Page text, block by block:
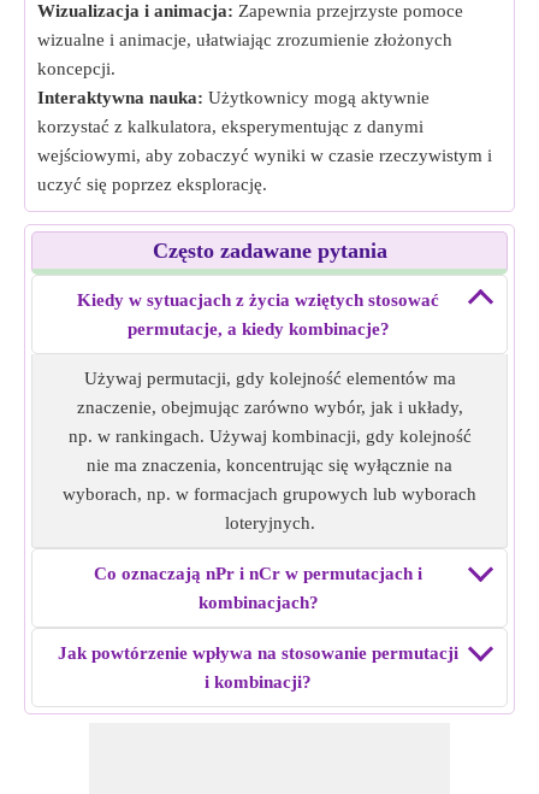
Wizualizacja i animacja: Zapewnia przejrzyste pomoce
wizualne i animacje, ułatwiając zrozumienie złożonych
koncepcji.
Interaktywna nauka: Użytkownicy mogą aktywnie
korzystać z kalkulatora, eksperymentując z danymi
wejściowymi, aby zobaczyć wyniki w czasie rzeczywistym i
uczyć się poprzez eksplorację.
Często zadawane pytania
Kiedy w sytuacjach z życia wziętych stosować
permutacje, a kiedy kombinacje?
Używaj permutacji, gdy kolejność elementów ma
znaczenie, obejmując zarówno wybór, jak i układy,
np. w rankingach. Używaj kombinacji, gdy kolejność
nie ma znaczenia, koncentrując się wyłącznie na
wyborach, np. w formacjach grupowych lub wyborach
loteryjnych.
Co oznaczają nPr i nCr w permutacjach i
kombinacjach?
Jak powtórzenie wpływa na stosowanie permutacji
i kombinacji?